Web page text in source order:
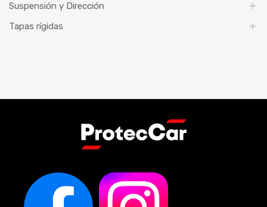
Suspensión y Dirección
Tapas rígidas